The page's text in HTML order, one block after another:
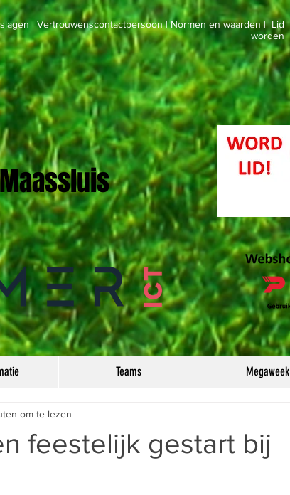
| Vertrouwenscontactpersoon|Normen en waarden|Lid
worden
Teams Megaweek
feestelijk gestart bij
om te lezen